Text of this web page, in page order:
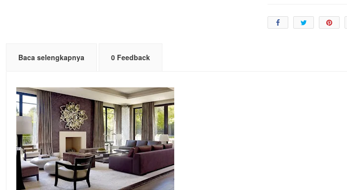
Baca selengkapnya 0 Feedback